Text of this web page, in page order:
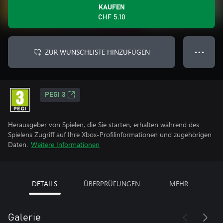
KAUFEN
CHF 5.10
ZUR WUNSCHLISTE HINZUFÜGEN ● ● ●
PEGI 3
Herausgeber von Spielen, die Sie starten, erhalten während des
Spielens Zugriff auf Ihre Xbox-Profilinformationen und zugehörigen
Daten. Weitere Informationen
DETAILS ÜBERPRÜFUNGEN MEHR
Galerie